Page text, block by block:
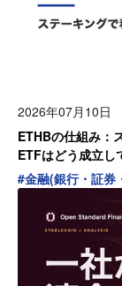
2026年07月10日
ETHBの仕組み：
ETFはどう成立し
#金融(銀行・証券